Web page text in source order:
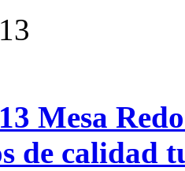
Mesa
de calidad